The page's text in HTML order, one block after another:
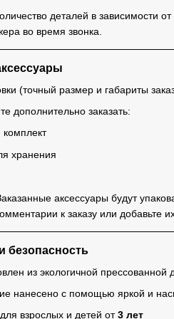
деталей в зависимости
во время звонка.
(точный размер и габариты
дополнительно заказать:
хранения
аксессуары будут
к заказу или добавьте
безопасность
из экологичной
нанесено с помощью яркой и
взрослых и детей от3 лет